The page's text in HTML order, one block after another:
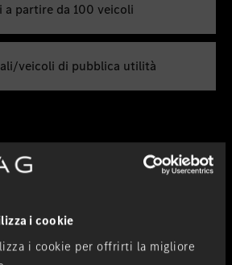
i cookie
i cookie per offrirti la migliore
a partire da 100 veicoli
veicoli di pubblica utilità
flotte